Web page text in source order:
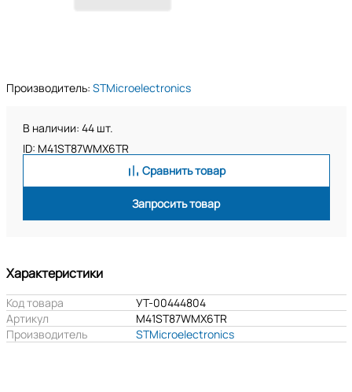
Производитель: STMicroelectronics
В наличии: 44 шт.
ID: M41ST87WMX6TR
Сравнить товар
Запросить товар
Характеристики
Код товара
УТ-00444804
Артикул
M41ST87WMX6TR
Производитель
STMicroelectronics